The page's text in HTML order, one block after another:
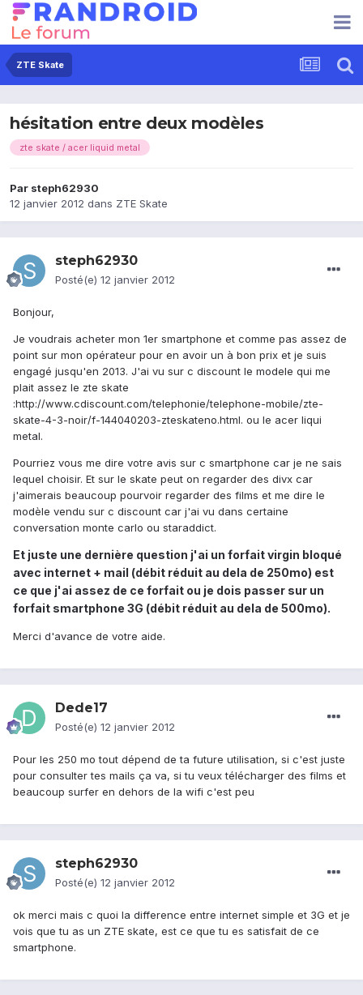
ZTE Skate
hésitation entre deux modèles
zte skate / acer liquid metal
Par steph62930
12 janvier 2012 dans ZTE Skate
steph62930
Posté(e) 12 janvier 2012
Bonjour,
Je voudrais acheter mon 1er smartphone et comme pas assez de
point sur mon opérateur pour en avoir un à bon prix et je suis
engagé jusqu'en 2013. J'ai vu sur c discount le modele qui me
plait assez le zte skate
:http://www.cdiscount.com/telephonie/telephone-mobile/zte-
skate-4-3-noir/f-144040203-zteskateno.html. ou le acer liqui
metal.
Pourriez vous me dire votre avis sur c smartphone car je ne sais
lequel choisir. Et sur le skate peut on regarder des divx car
j'aimerais beaucoup pourvoir regarder des films et me dire le
modèle vendu sur c discount car j'ai vu dans certaine
conversation monte carlo ou staraddict.
Et juste une dernière question j'ai un forfait virgin bloqué
avec internet + mail (débit réduit au dela de 250mo) est
ce que j'ai assez de ce forfait ou je dois passer sur un
forfait smartphone 3G (débit réduit au dela de 500mo).
Merci d'avance de votre aide.
Dede17
Posté(e) 12 janvier 2012
Pour les 250 mo tout dépend de ta future utilisation, si c'est juste
pour consulter tes mails ça va, si tu veux télécharger des films et
beaucoup surfer en dehors de la wifi c'est peu
steph62930
Posté(e) 12 janvier 2012
ok merci mais c quoi la difference entre internet simple et 3G et je
vois que tu as un ZTE skate, est ce que tu es satisfait de ce
smartphone.